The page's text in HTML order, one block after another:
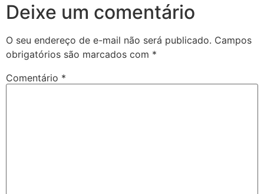
Deixe um comentário
O seu endereço de e-mail não será publicado. Campos
obrigatórios são marcados com *
Comentário *